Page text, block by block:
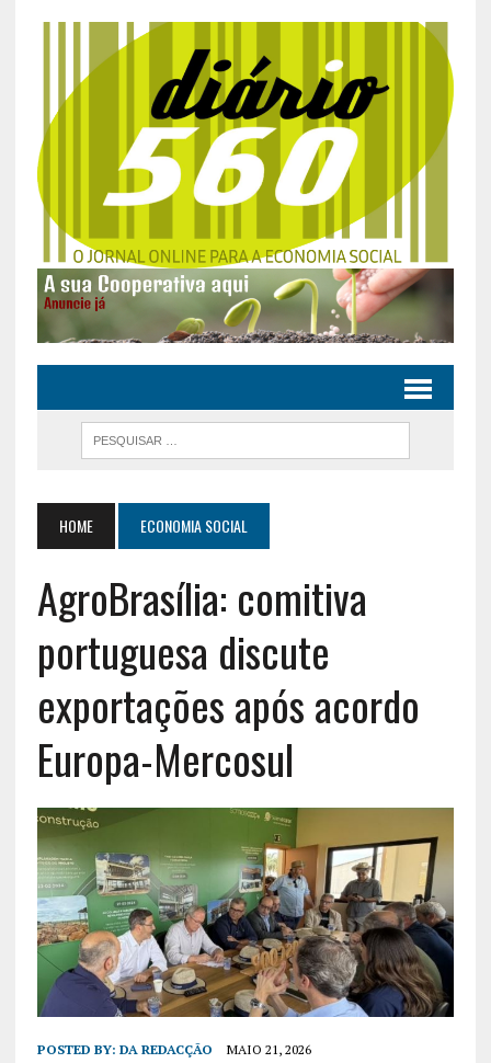
HOME ECONOMIA SOCIAL
AgroBrasília: comitiva
portuguesa discute
exportações após acordo
Europa-Mercosul
POSTED BY: DA REDACÇÃO MAIO 21, 2026